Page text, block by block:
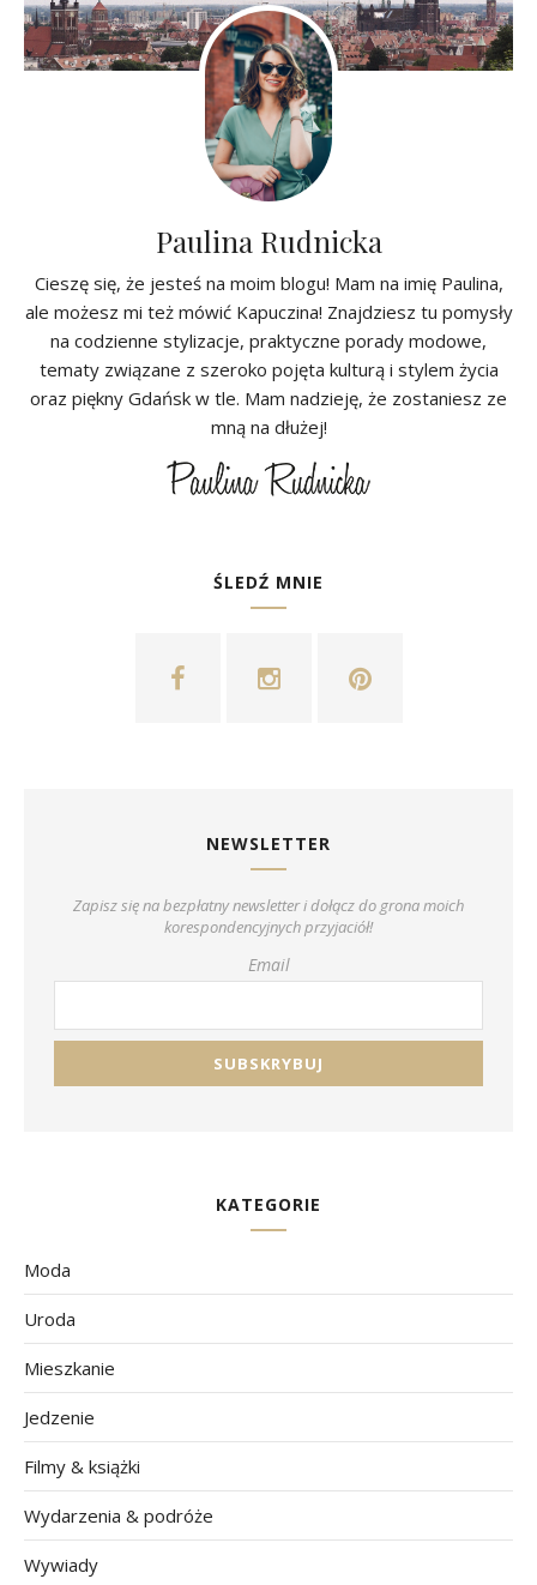
Paulina Rudnicka
Cieszę się, że jesteś na moim blogu! Mam na imię Paulina,
ale możesz mi też mówić Kapuczina! Znajdziesz tu pomysły
na codzienne stylizacje, praktyczne porady modowe,
tematy związane z szeroko pojęta kulturą i stylem życia
oraz piękny Gdańsk w tle. Mam nadzieję, że zostaniesz ze
mną na dłużej!
ŚLEDŹ MNIE
NEWSLETTER
Zapisz się na bezpłatny newsletter i dołącz do grona moich
korespondencyjnych przyjaciół!
Email
KATEGORIE
Moda
Uroda
Mieszkanie
Jedzenie
Filmy & książki
Wydarzenia & podróże
Wywiady